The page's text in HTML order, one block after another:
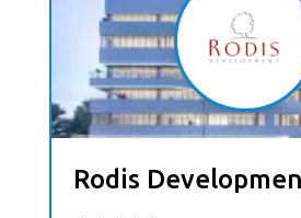
Rodis